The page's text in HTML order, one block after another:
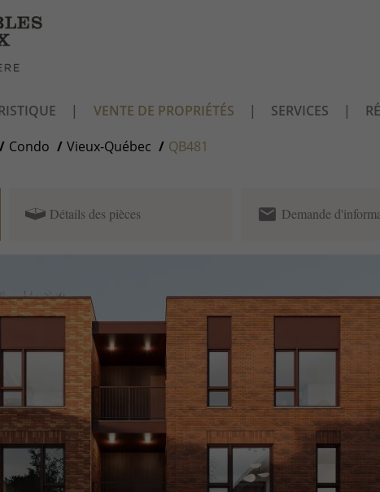
VENTE DE PROPRIÉTÉS SERVICES
Condo Vieux-Québec QB481
Détails des pièces email Demande